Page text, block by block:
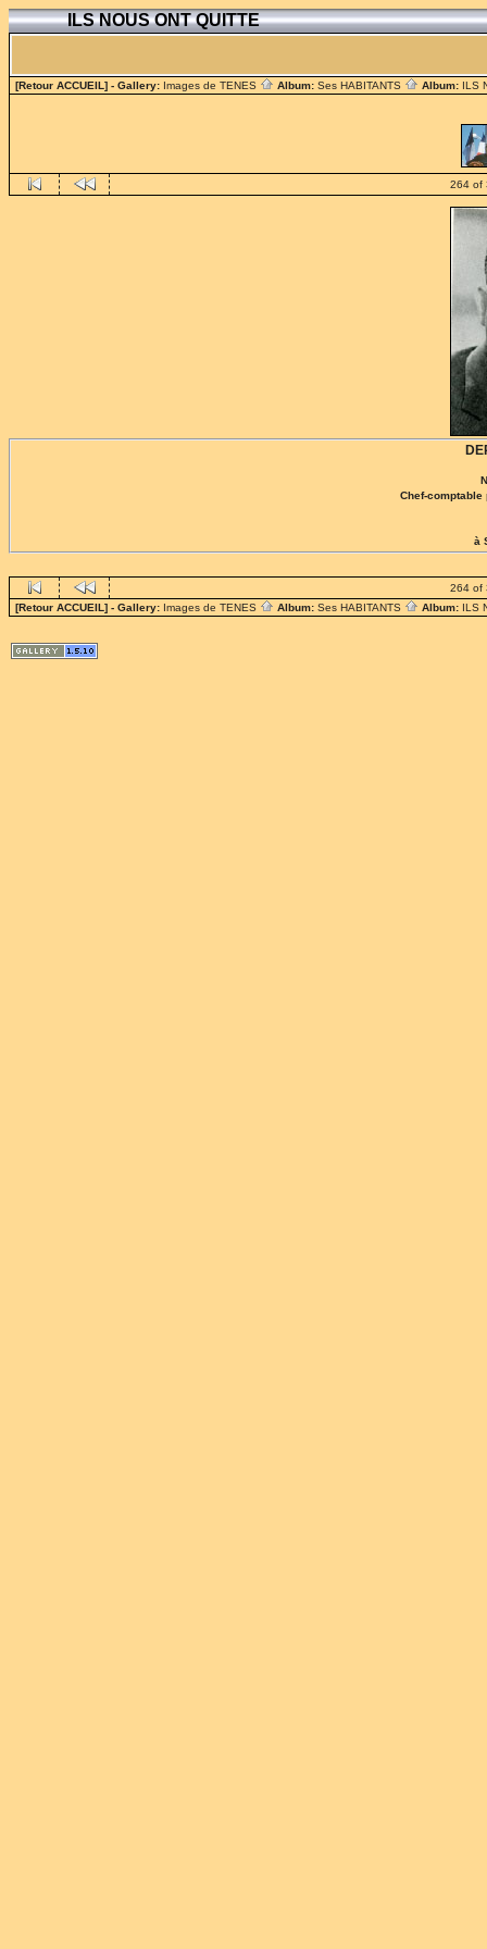
ILS NOUS ONT QUITTE
[Retour ACCUEIL] - Gallery: Images de TENES Album: Ses HABITANTS Album: ILS
264 of
Chef-comptable
à
264 of
[Retour ACCUEIL] - Gallery: Images de TENES Album: Ses HABITANTS Album: ILS